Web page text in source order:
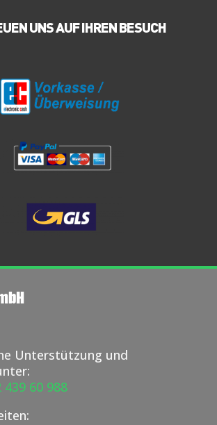
UNS AUF IHREN BESUCH
Unterstützung und
439 60 988